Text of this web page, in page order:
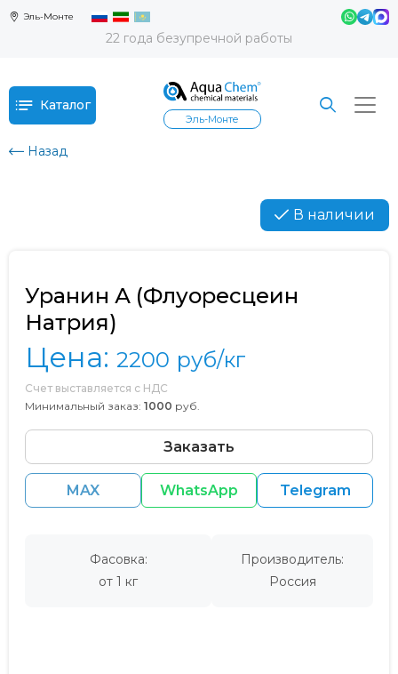
Эль-Монте
22 года безупречной работы
Каталог
Эль-Монте
Назад
В наличии
Уранин А (Флуоресцеин
Натрия)
Цена: 2200 руб/кг
Счет выставляется с НДС
Минимальный заказ: 1000 руб.
Заказать
MAX WhatsApp Telegram
Фасовка:
от 1 кг
Производитель:
Россия